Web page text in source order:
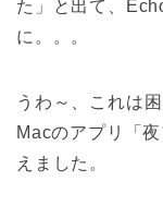
た」と出て、
に。。。
うわ～、これは
Macのアプリ「
えました。